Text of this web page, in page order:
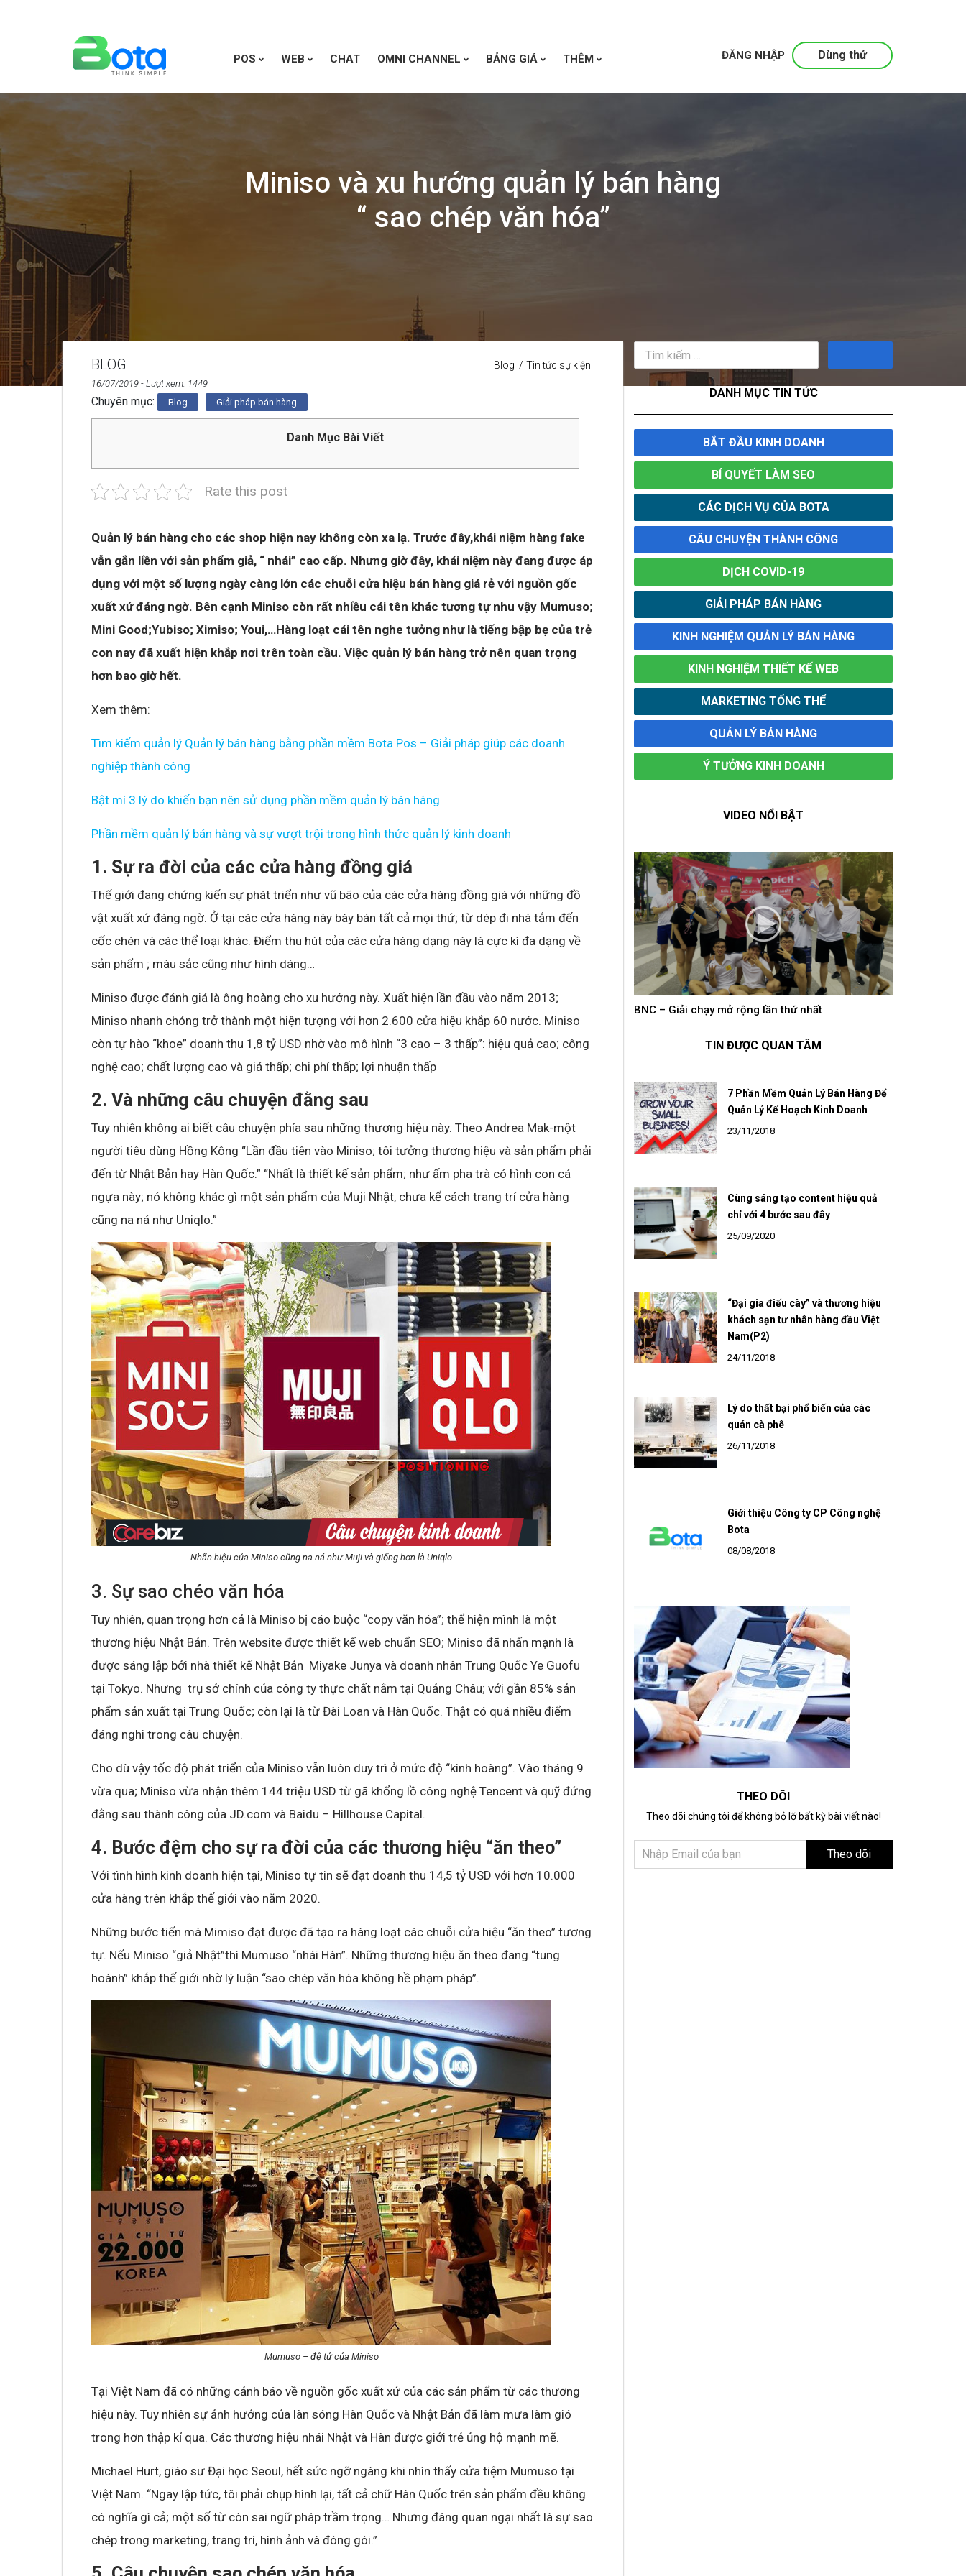
POS WEB CHAT OMNI CHANNEL BẢNG GIÁ THÊM Dùng thử
ĐĂNG NHẬP
Miniso và xu hướng quản lý bán hàng
“ sao chép văn hóa”
BLOG Blog Tin tức sự kiện
16/07/2019 - Lượt xem: 1449
Chuyên mục: Blog Giải pháp bán hàng
Danh Mục Bài Viết
Rate this post
Quản lý bán hàng cho các shop hiện nay không còn xa lạ. Trước đây,khái niệm hàng fake
vẫn gắn liền với sản phẩm giả, “ nhái” cao cấp. Nhưng giờ đây, khái niệm này đang được áp
dụng với một số lượng ngày càng lớn các chuỗi cửa hiệu bán hàng giá rẻ với nguồn gốc
xuất xứ đáng ngờ. Bên cạnh Miniso còn rất nhiều cái tên khác tương tự nhu vậy Mumuso;
Mini Good;Yubiso; Ximiso; Youi,…Hàng loạt cái tên nghe tưởng như là tiếng bập bẹ của trẻ
con nay đã xuất hiện khắp nơi trên toàn cầu. Việc quản lý bán hàng trở nên quan trọng
hơn bao giờ hết.
Xem thêm:
Tìm kiếm quản lý Quản lý bán hàng bằng phần mềm Bota Pos – Giải pháp giúp các doanh
nghiệp thành công
Bật mí 3 lý do khiến bạn nên sử dụng phần mềm quản lý bán hàng
Phần mềm quản lý bán hàng và sự vượt trội trong hình thức quản lý kinh doanh
1. Sự ra đời của các cửa hàng đồng giá
Thế giới đang chứng kiến sự phát triển như vũ bão của các cửa hàng đồng giá với những đồ
vật xuất xứ đáng ngờ. Ở tại các cửa hàng này bày bán tất cả mọi thứ; từ dép đi nhà tắm đến
cốc chén và các thể loại khác. Điểm thu hút của các cửa hàng dạng này là cực kì đa dạng về
sản phẩm ; màu sắc cũng như hình dáng…
Miniso được đánh giá là ông hoàng cho xu hướng này. Xuất hiện lần đầu vào năm 2013;
Miniso nhanh chóng trở thành một hiện tượng với hơn 2.600 cửa hiệu khắp 60 nước. Miniso
còn tự hào “khoe” doanh thu 1,8 tỷ USD nhờ vào mô hình “3 cao – 3 thấp”: hiệu quả cao; công
nghệ cao; chất lượng cao và giá thấp; chi phí thấp; lợi nhuận thấp
2. Và những câu chuyện đằng sau
Tuy nhiên không ai biết câu chuyện phía sau những thương hiệu này. Theo Andrea Mak-một
người tiêu dùng Hồng Kông “Lần đầu tiên vào Miniso; tôi tưởng thương hiệu và sản phẩm phải
đến từ Nhật Bản hay Hàn Quốc.” “Nhất là thiết kế sản phẩm; như ấm pha trà có hình con cá
ngựa này; nó không khác gì một sản phẩm của Muji Nhật, chưa kể cách trang trí cửa hàng
cũng na ná như Uniqlo.”
Nhãn hiệu của Miniso cũng na ná như Muji và giống hơn là Uniqlo
3. Sự sao chéo văn hóa
Tuy nhiên, quan trọng hơn cả là Miniso bị cáo buộc “copy văn hóa”; thể hiện mình là một
thương hiệu Nhật Bản. Trên website được thiết kế web chuẩn SEO; Miniso đã nhấn mạnh là
được sáng lập bởi nhà thiết kế Nhật Bản Miyake Junya và doanh nhân Trung Quốc Ye Guofu
tại Tokyo. Nhưng trụ sở chính của công ty thực chất nằm tại Quảng Châu; với gần 85% sản
phẩm sản xuất tại Trung Quốc; còn lại là từ Đài Loan và Hàn Quốc. Thật có quá nhiều điểm
đáng nghi trong câu chuyện.
Cho dù vậy tốc độ phát triển của Miniso vẫn luôn duy trì ở mức độ “kinh hoàng”. Vào tháng 9
vừa qua; Miniso vừa nhận thêm 144 triệu USD từ gã khổng lồ công nghệ Tencent và quỹ đứng
đằng sau thành công của JD.com và Baidu – Hillhouse Capital.
4. Bước đệm cho sự ra đời của các thương hiệu “ăn theo”
Với tình hình kinh doanh hiện tại, Miniso tự tin sẽ đạt doanh thu 14,5 tỷ USD với hơn 10.000
cửa hàng trên khắp thế giới vào năm 2020.
Những bước tiến mà Mimiso đạt được đã tạo ra hàng loạt các chuỗi cửa hiệu “ăn theo” tương
tự. Nếu Miniso “giả Nhật”thì Mumuso “nhái Hàn”. Những thương hiệu ăn theo đang “tung
hoành” khắp thế giới nhờ lý luận “sao chép văn hóa không hề phạm pháp”.
Mumuso – đệ tử của Miniso
Tại Việt Nam đã có những cảnh báo về nguồn gốc xuất xứ của các sản phẩm từ các thương
hiệu này. Tuy nhiên sự ảnh hưởng của làn sóng Hàn Quốc và Nhật Bản đã làm mưa làm gió
trong hơn thập kỉ qua. Các thương hiệu nhái Nhật và Hàn được giới trẻ ủng hộ mạnh mẽ.
Michael Hurt, giáo sư Đại học Seoul, hết sức ngỡ ngàng khi nhìn thấy cửa tiệm Mumuso tại
Việt Nam. “Ngay lập tức, tôi phải chụp hình lại, tất cả chữ Hàn Quốc trên sản phẩm đều không
có nghĩa gì cả; một số từ còn sai ngữ pháp trầm trọng… Nhưng đáng quan ngại nhất là sự sao
chép trong marketing, trang trí, hình ảnh và đóng gói.”
DANH MỤC TIN TỨC
BẮT ĐẦU KINH DOANH
BÍ QUYẾT LÀM SEO
CÁC DỊCH VỤ CỦA BOTA
CÂU CHUYỆN THÀNH CÔNG
DỊCH COVID-19
GIẢI PHÁP BÁN HÀNG
KINH NGHIỆM QUẢN LÝ BÁN HÀNG
KINH NGHIỆM THIẾT KẾ WEB
MARKETING TỔNG THỂ
QUẢN LÝ BÁN HÀNG
Ý TƯỞNG KINH DOANH
VIDEO NỔI BẬT
sóng truyền hình K+
BNC – Giải chạy mở rộng lần thứ nhất
Không khí cổ vũ U23 Việt Nam tại BNC Group trên
7 Phần Mềm Quản Lý Bán Hàng Để
Cùng sáng tạo content hiệu quả
“Đại gia điếu cày” và thương hiệu
khách sạn tư nhân hàng đầu Việt
Lý do thất bại phổ biến của các
Giới thiệu Công ty CP Công nghệ
THEO DÕI
Theo dõi